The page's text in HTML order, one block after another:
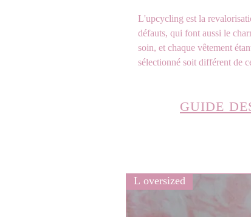
L'upcycling est la
défauts, qui font aussi le
soin, et chaque vêtement
sélectionné soit différent de
GUIDE
L oversized